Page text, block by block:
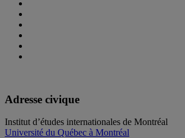
Adresse civique
Institut d’études internationales de Montréal
Université du Québec à Montréal